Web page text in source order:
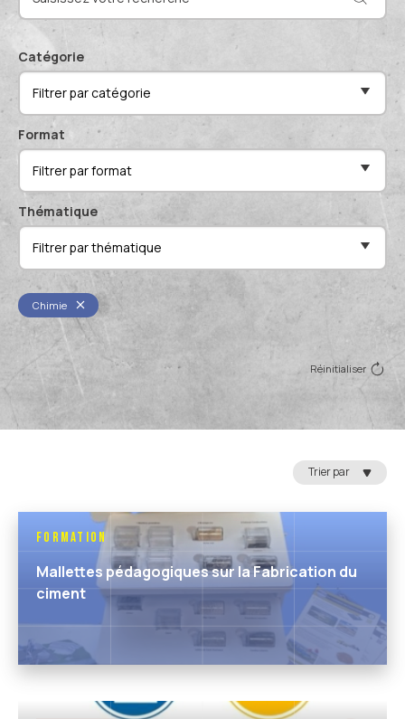
Conférences de professionnels
Publications scientifiques
Proposer mes compétences
Catégorie
Filtrer par catégorie
Format
Filtrer par format
Thématique
Filtrer par thématique
Chimie
Réinitialiser
Trier par
Formation
Mallettes pédagogiques sur la Fabrication du
ciment